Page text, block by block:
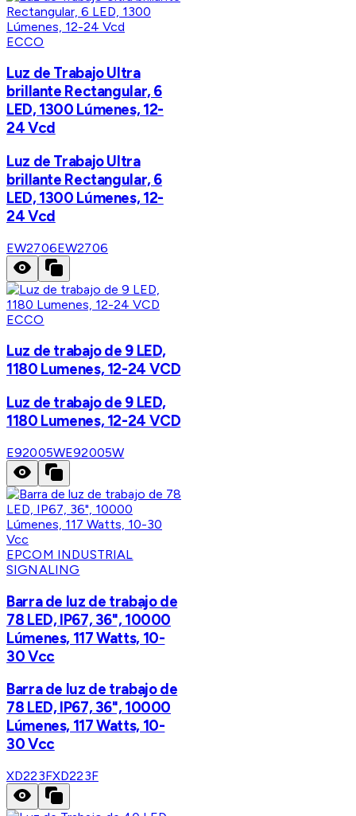
ECCO
Luz de Trabajo Ultra
brillante Rectangular, 6
LED, 1300 Lúmenes, 12-
24 Vcd
Luz de Trabajo Ultra
brillante Rectangular, 6
LED, 1300 Lúmenes, 12-
24 Vcd
EW2706EW2706
ECCO
Luz de trabajo de 9 LED,
1180 Lumenes, 12-24 VCD
Luz de trabajo de 9 LED,
1180 Lumenes, 12-24 VCD
E92005WE92005W
EPCOM INDUSTRIAL
SIGNALING
Barra de luz de trabajo de
78 LED, IP67, 36", 10000
Lúmenes, 117 Watts, 10-
30 Vcc
Barra de luz de trabajo de
78 LED, IP67, 36", 10000
Lúmenes, 117 Watts, 10-
30 Vcc
XD223FXD223F